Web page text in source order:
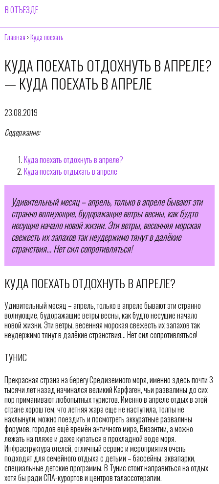
В ОТЪЕЗДЕ
Главная ›Куда поехать
КУДА ПОЕХАТЬ ОТДОХНУТЬ В АПРЕЛЕ?
— КУДА ПОЕХАТЬ В АПРЕЛЕ
23.08.2019
Содержание:
Куда поехать отдохнуть в апреле?
Куда поехать отдыхать в апреле
Удивительный месяц – апрель, только в апреле бывают эти
странно волнующие, будоражащие ветры весны, как будто
несущие начало новой жизни. Эти ветры, весенняя морская
свежесть их запахов так неудержимо тянут в далёкие
странствия… Нет сил сопротивляться!
КУДА ПОЕХАТЬ ОТДОХНУТЬ В АПРЕЛЕ?
Удивительный месяц – апрель, только в апреле бывают эти странно
волнующие, будоражащие ветры весны, как будто несущие начало
новой жизни. Эти ветры, весенняя морская свежесть их запахов так
неудержимо тянут в далёкие странствия… Нет сил сопротивляться!
ТУНИС
Прекрасная страна на берегу Средиземного моря, именно здесь почти 3
тысячи лет назад начинался великий Карфаген, чьи развалины до сих
пор приманивают любопытных туристов. Именно в апреле отдых в этой
стране хорош тем, что летняя жара ещё не наступила, толпы не
нахлынули, можно поездить и посмотреть аккуратные развалины
форумов, городов ещё времён античного мира, Византии, а можно
лежать на пляже и даже купаться в прохладной воде моря.
Инфраструктура отелей, отличный сервис и мероприятия очень
подходят для семейного отдыха с детьми – бассейны, аквапарки,
специальные детские программы. В Тунис стоит направиться на отдых
хотя бы ради СПА-курортов и центров талассотерапии.